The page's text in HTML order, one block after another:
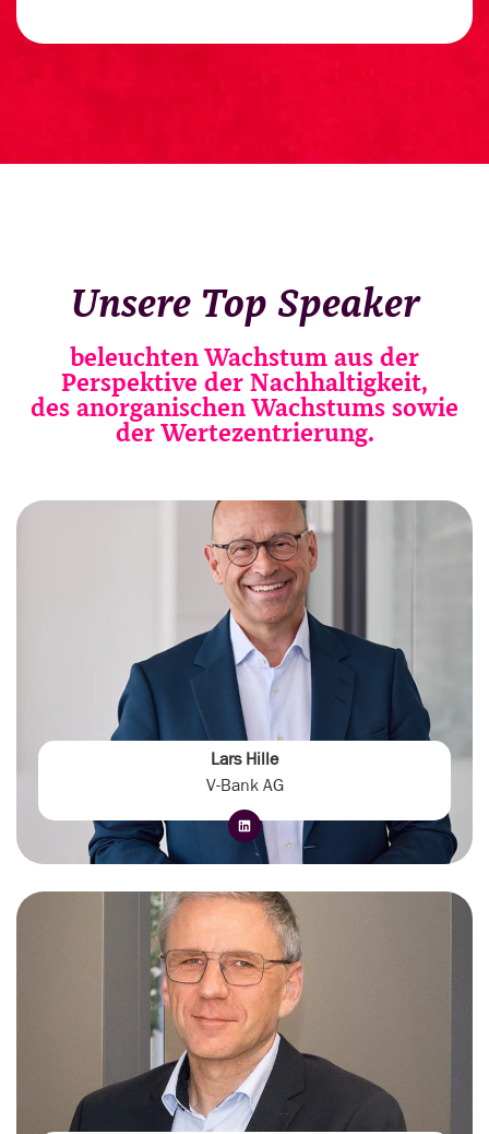
Unsere Top Speaker
beleuchten Wachstum aus der
Perspektive der Nachhaltigkeit,
des anorganischen Wachstums sowie
der Wertezentrierung.
Lars Hille
V-Bank AG